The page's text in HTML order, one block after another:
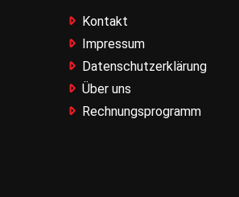
Kontakt
Impressum
Datenschutzerklärung
Über uns
Rechnungsprogramm